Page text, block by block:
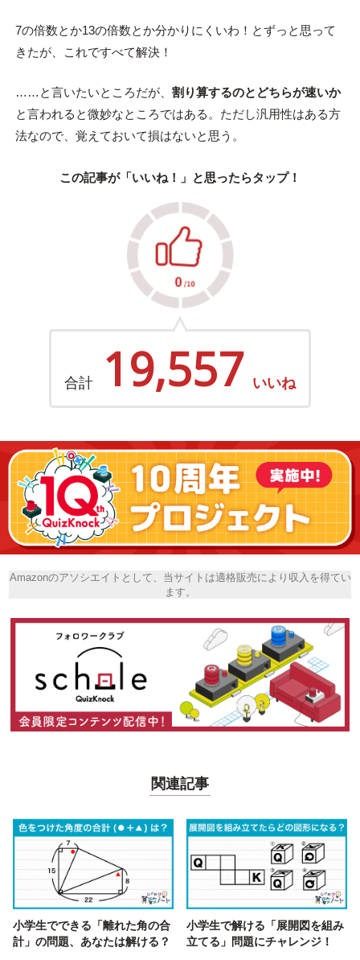
7の倍数とか13の倍数とか分かりにくいわ！とずっと思って
きたが、これですべて解決！
……と言いたいところだが、 割り算するのとどちらが速いか
と言われると微妙なところではある。ただし汎用性はある方
法なので、覚えておいて損はないと思う。
この記事が「いいね！」と思ったらタップ！
合計 19,557 いいね
Amazonのアソシエイトとして、当サイトは適格販売により収入を得てい
ます。
関連記事
小学生でできる「離れた角の合
計」の問題、あなたは解ける？
小学生で解ける「展開図を組み
立てる」問題にチャレンジ！